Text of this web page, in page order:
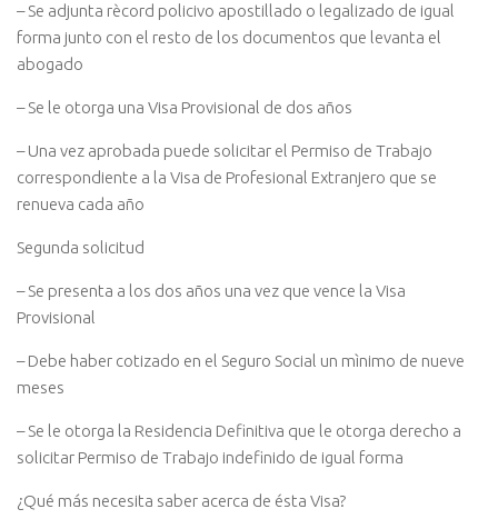
– Se adjunta rècord policivo apostillado o legalizado de igual
forma junto con el resto de los documentos que levanta el
abogado
– Se le otorga una Visa Provisional de dos años
– Una vez aprobada puede solicitar el Permiso de Trabajo
correspondiente a la Visa de Profesional Extranjero que se
renueva cada año
Segunda solicitud
– Se presenta a los dos años una vez que vence la Visa
Provisional
– Debe haber cotizado en el Seguro Social un mìnimo de nueve
meses
– Se le otorga la Residencia Definitiva que le otorga derecho a
solicitar Permiso de Trabajo indefinido de igual forma
¿Qué más necesita saber acerca de ésta Visa?